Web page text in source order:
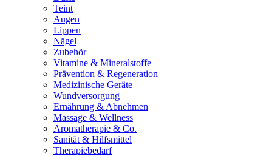
Teint
Augen
Lippen
Nägel
Zubehör
Vitamine & Mineralstoffe
Prävention & Regeneration
Medizinische Geräte
Wundversorgung
Ernährung & Abnehmen
Massage & Wellness
Aromatherapie & Co.
Sanität & Hilfsmittel
Therapiebedarf